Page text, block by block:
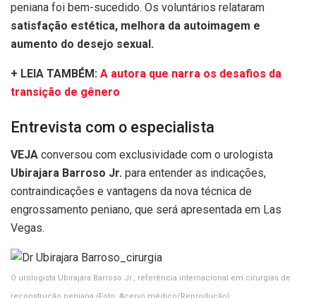
peniana foi bem-sucedido. Os voluntários relataram
satisfação estética, melhora da autoimagem e
aumento do desejo sexual.
+ LEIA TAMBÉM: A autora que narra os desafios da
transição de gênero
Entrevista com o especialista
VEJA conversou com exclusividade com o urologista
Ubirajara Barroso Jr. para entender as indicações,
contraindicações e vantagens da nova técnica de
engrossamento peniano, que será apresentada em Las
Vegas.
O urologista Ubirajara Barroso Jr., referência internacional em cirurgias de